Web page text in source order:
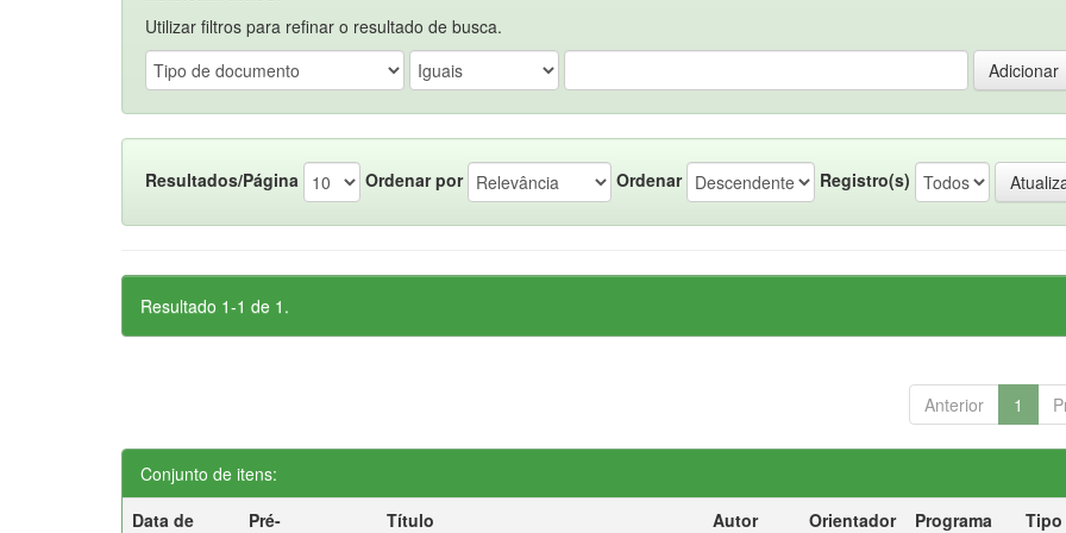
Utilizar filtros para refinar o resultado de busca.
Resultados/Página Ordenar por Ordenar Registro(s)
Resultado 1-1 de 1.
Anterior 1
Conjunto de itens:
Data de
Pré-
Título Autor Orientador Programa
Tipo